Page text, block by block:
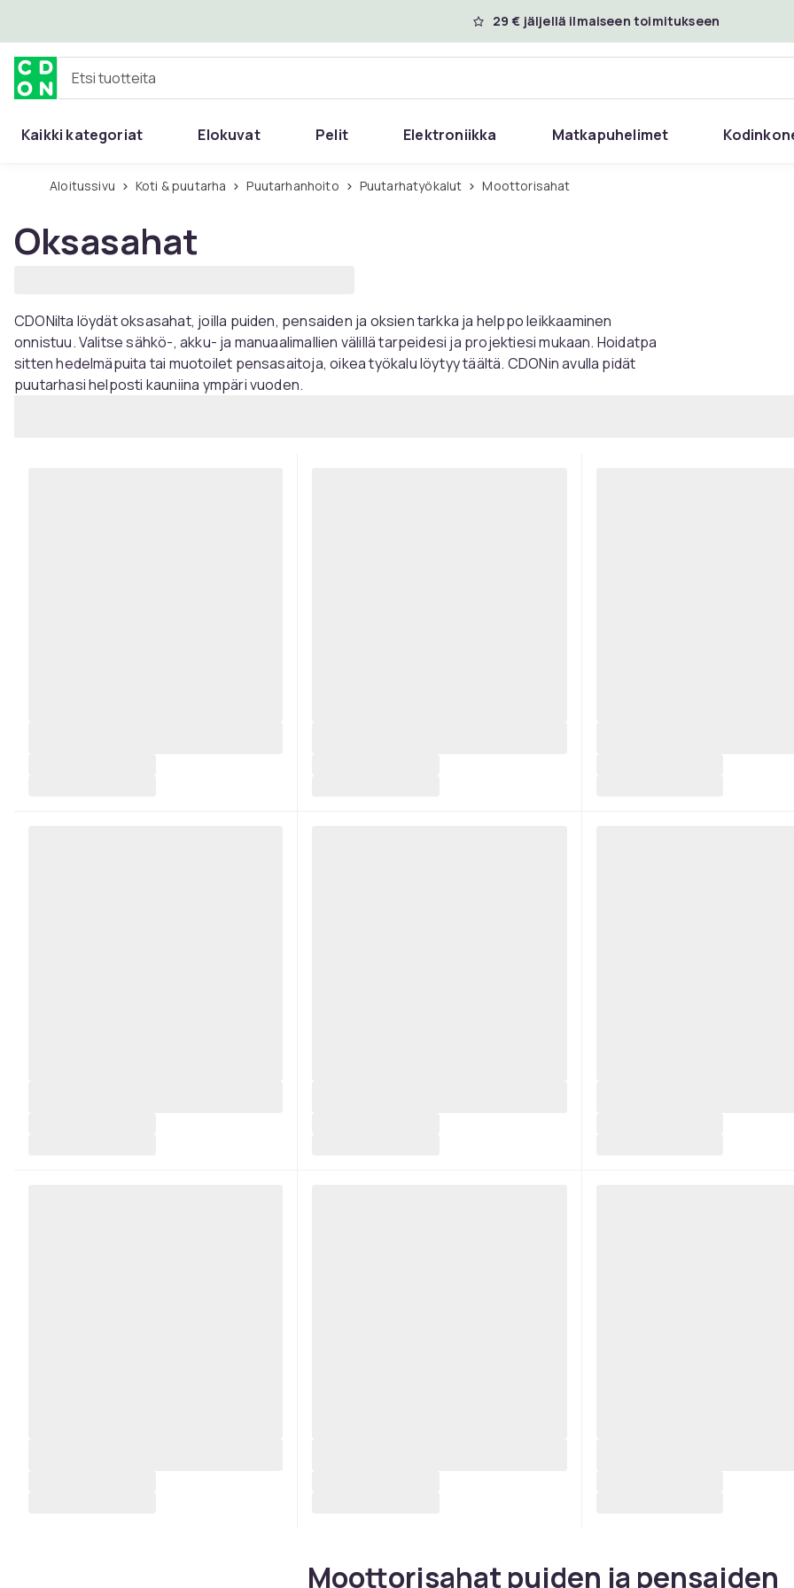
29 € jäljellä ilmaiseen toimitukseen
Etsi tuotteita
Kaikki kategoriat Elokuvat Pelit Elektroniikka Matkapuhelimet
Aloitussivu Koti & puutarha Puutarhanhoito Puutarhatyökalut Moottorisahat
Oksasahat
CDONilta löydät oksasahat, joilla puiden, pensaiden ja oksien tarkka ja helppo leikkaaminen
onnistuu. Valitse sähkö-, akku- ja manuaalimallien välillä tarpeidesi ja projektiesi mukaan. Hoidatpa
sitten hedelmäpuita tai muotoilet pensasaitoja, oikea työkalu löytyy täältä. CDONin avulla pidät
puutarhasi helposti kauniina ympäri vuoden.
Moottorisahat puiden ja pensaiden